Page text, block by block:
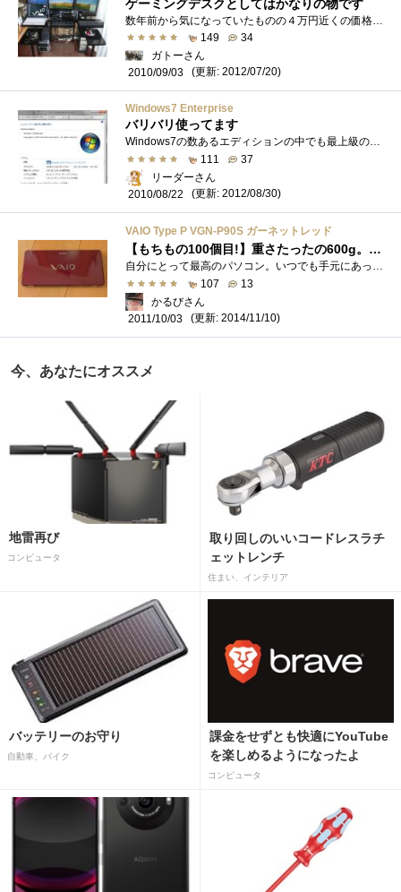
ゲーミングデスクとしてはかなりの物です
149
34
ガトーさん
2010/09/03
(更新: 2012/07/20)
Windows7 Enterprise
バリバリ使ってます
Windows7の数あるエディションの中でも最上級のエディション。市販ではUltimateまでだが、ソフトウェアアシュアランスの契約によりEnterpriseEditionが�...
111
37
リーダーさん
2010/08/22
(更新: 2012/08/30)
VAIO Type P VGN-P90S ガーネットレッド
【もちもの100個目!】重さたったの600g。これぞ真のモバイルPC！
自分にとって最高のパソコン。いつでも手元にあって、もはや相棒とも言うべきパソコン。人生で一番衝撃的で、愛してやまないパソコン。それ�...
107
13
かるびさん
2011/10/03
(更新: 2014/11/10)
今、あなたにオススメ
地雷再び
コンピュータ
取り回しのいいコードレスラチ
ェットレンチ
住まい、インテリア
バッテリーのお守り
自動車、バイク
課金をせずとも快適にYouTube
を楽しめるようになったよ
コンピュータ